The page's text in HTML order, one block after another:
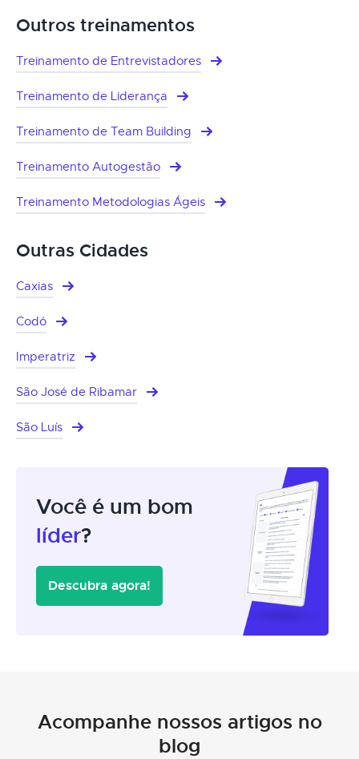
Outros treinamentos
Treinamento de Entrevistadores
Treinamento de Liderança
Treinamento de Team Building
Treinamento Autogestão
Treinamento Metodologias Ágeis
Outras Cidades
Caxias
Codó
Imperatriz
São José de Ribamar
São Luís
Você é um bom
líder?
Descubra agora!
Acompanhe nossos artigos no
blog